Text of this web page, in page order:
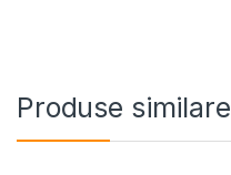
Produse similare